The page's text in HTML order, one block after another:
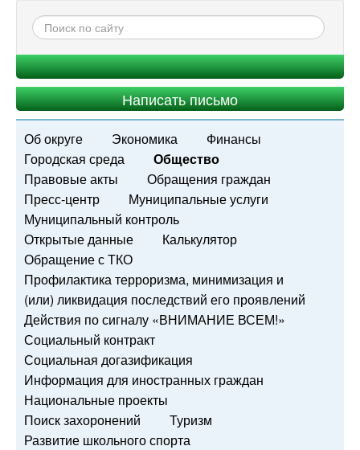
Написать письмо
Об округе Экономика
Финансы
Городская среда
Общество
Правовые акты
Обращения граждан
Пресс-центр
Муниципальные услуги
Муниципальный контроль
Открытые данные
Калькулятор
Обращение с ТКО
Профилактика терроризма, минимизация и
(или) ликвидация последствий его проявлений
Действия по сигналу «ВНИМАНИЕ ВСЕМ!»
Социальный контракт
Социальная догазификация
Информация для иностранных граждан
Национальные проекты
Поиск захоронений
Туризм
Развитие школьного спорта